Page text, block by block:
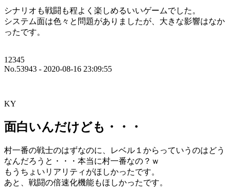
シナリオも戦闘も程よく楽しめるいいゲームでした。
システム面は色々と問題がありましたが、大きな影響はなか
ったです。
12345
No.53943 - 2020-08-16 23:09:55
KY
面白いんだけども・・・
村一番の戦士のはずなのに、レベル１からっていうのはどう
なんだろうと・・・本当に村一番なの？ｗ
もうちょいリアリティがほしかったです。
あと、戦闘の倍速化機能もほしかったです。